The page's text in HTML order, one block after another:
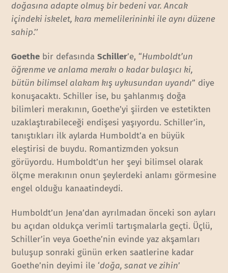
doğasına adapte olmuş bir bedeni var. Ancak
içindeki iskelet, kara memelilerininki ile aynı düzene
sahip.’’
Goethe bir defasındaSchiller’e, “Humboldt’un
öğrenme ve anlama merakı o kadar bulaşıcı ki,
bütün bilimsel alakam kış uykusundan uyandı” diye
konuşacaktı. Schiller ise, bu şahlanmış doğa
bilimleri merakının, Goethe’yi şiirden ve estetikten
uzaklaştırabileceği endişesi yaşıyordu. Schiller’in,
tanıştıkları ilk aylarda Humboldt’a en büyük
eleştirisi de buydu. Romantizmden yoksun
görüyordu. Humboldt’un her şeyi bilimsel olarak
ölçme merakının onun şeylerdeki anlamı görmesine
engel olduğu kanaatindeydi.
Humboldt’un Jena’dan ayrılmadan önceki son ayları
bu açıdan oldukça verimli tartışmalarla geçti. Üçlü,
Schiller’in veya Goethe’nin evinde yaz akşamları
buluşup sonraki günün erken saatlerine kadar
Goethe’nin deyimi ile ‘doğa, sanat ve zihin’